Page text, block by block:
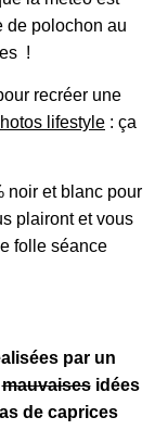
de polochon au
!
recréer une
lifestyle : ça
noir et blanc pour
plairont et vous
folle séance
par un
mauvaisesidées
de caprices